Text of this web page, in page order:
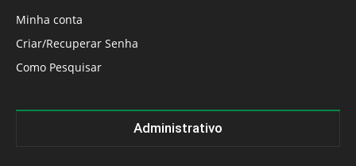
Minha conta
Criar/Recuperar Senha
Como Pesquisar
Administrativo